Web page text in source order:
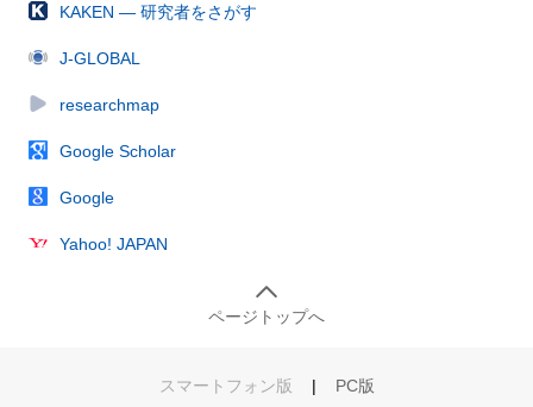
KAKEN — 研究者をさがす
J-GLOBAL
researchmap
Google Scholar
Google
Yahoo! JAPAN
ページトップへ
スマートフォン版 | PC版